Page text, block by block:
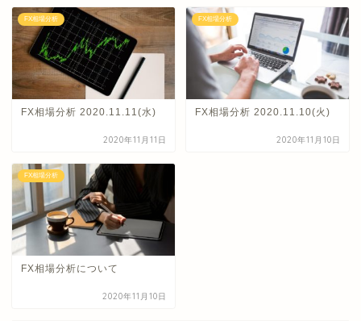
FX相場分析
FX相場分析 2020.11.11(水)
2020年11月11日
FX相場分析
FX相場分析 2020.11.10(火)
2020年11月10日
FX相場分析
FX相場分析について
2020年11月10日